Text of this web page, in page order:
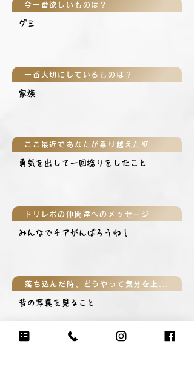
今一番欲しいものは？
グミ
一番大切にしているものは？
家族
ここ最近であなたが乗り越えた壁
勇気を出して一回捻りをしたこと
ドリレボの仲間達へのメッセージ
みんなでチアがんばろうね！
落ち込んだ時、どうやって気分を上げる？
昔の写真を見ること